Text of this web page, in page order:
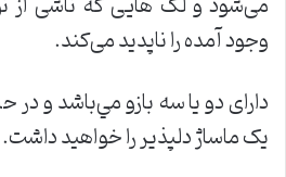
وجود آمده را ناپدید می‌کند.
دارای دو یا سه بازو مي‌باشد و
یک ماساژ دلپذیر را خواهید داشت.